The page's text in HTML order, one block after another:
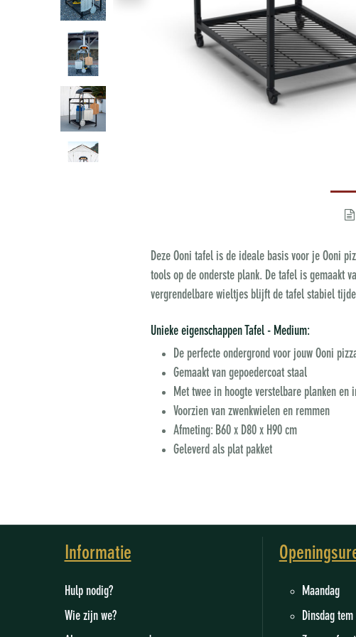
Deze Ooni tafel is de ideale basis voor je Ooni
tools op de onderste plank. De tafel is gemaakt
vergrendelbare wieltjes blijft de tafel stabiel
Unieke eigenschappen Tafel - Medium:
De perfecte ondergrond voor jouw Ooni
Gemaakt van gepoedercoat staal
Met twee in hoogte verstelbare planken en
Voorzien van zwenkwielen en remmen
Afmeting: B60 x D80 x H90 cm
Geleverd als plat pakket
Informatie
Hulp nodig?
Wie zijn we?
Dinsdag